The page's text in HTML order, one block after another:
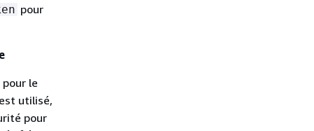
pour
pour le
est utilisé,
pour